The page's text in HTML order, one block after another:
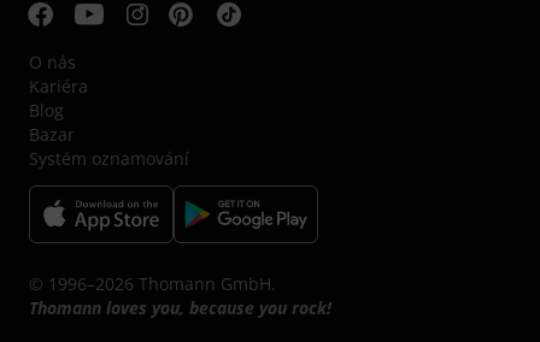
O nás
Kariéra
Blog
Bazar
Systém oznamování
© 1996–2026 Thomann GmbH.
Thomann loves you, because you rock!